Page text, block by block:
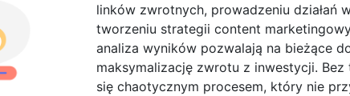
linków zwrotnych, prowadzeniu działań
tworzeniu strategii content
analiza wyników pozwalają na bieżące
maksymalizację zwrotu z inwestycji.
się chaotycznym procesem, który nie